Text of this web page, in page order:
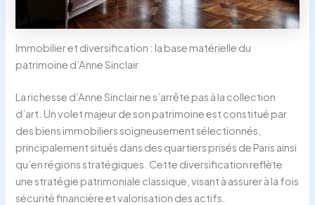
Immobilier et diversification : la base matérielle du
patrimoine d’Anne Sinclair
La richesse d’Anne Sinclair ne s’arrête pas à la collection
d’art. Un volet majeur de son patrimoine est constitué par
des biens immobiliers soigneusement sélectionnés,
principalement situés dans des quartiers prisés de Paris ainsi
qu’en régions stratégiques. Cette diversification reflète
une stratégie patrimoniale classique, visant à assurer à la fois
sécurité financière et valorisation des actifs.